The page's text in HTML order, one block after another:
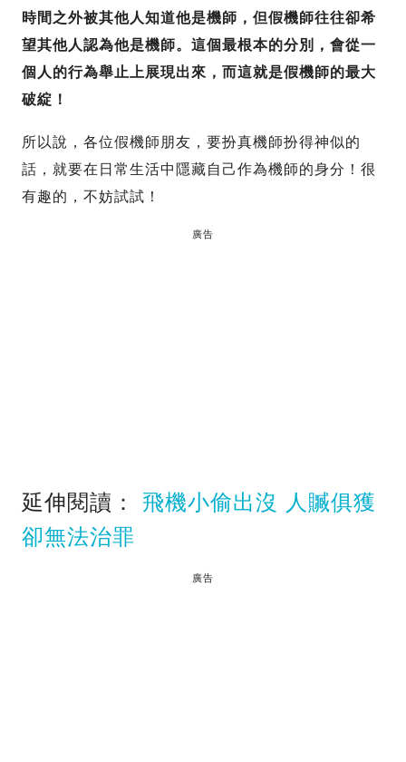
時間之外被其他人知道他是機師，但假機師往往卻希
望其他人認為他是機師。這個最根本的分別，會從一
個人的行為舉止上展現出來，而這就是假機師的最大
破綻！
所以說，各位假機師朋友，要扮真機師扮得神似的
話，就要在日常生活中隱藏自己作為機師的身分！很
有趣的，不妨試試！
廣告
延伸閱讀： 飛機小偷出沒 人贓俱獲
卻無法治罪
廣告